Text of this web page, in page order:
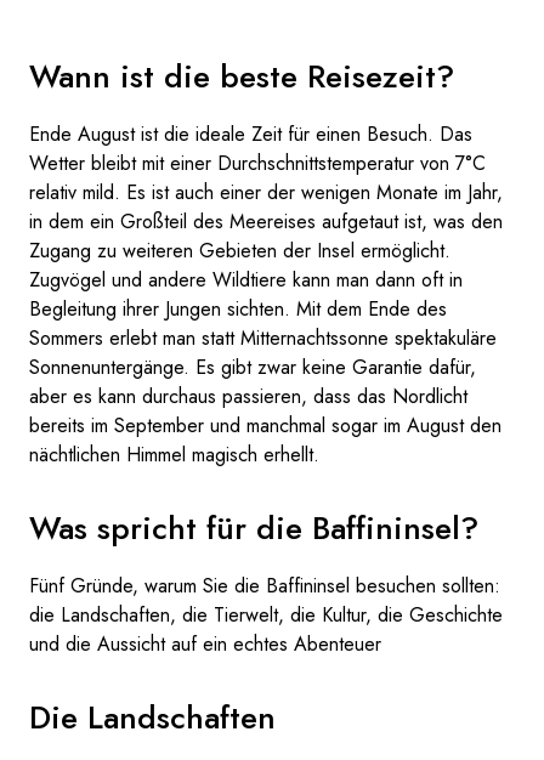
Wann ist die beste Reisezeit?
Ende August ist die ideale Zeit für einen Besuch. Das
Wetter bleibt mit einer Durchschnittstemperatur von 7°C
relativ mild. Es ist auch einer der wenigen Monate im Jahr,
in dem ein Großteil des Meereises aufgetaut ist, was den
Zugang zu weiteren Gebieten der Insel ermöglicht.
Zugvögel und andere Wildtiere kann man dann oft in
Begleitung ihrer Jungen sichten. Mit dem Ende des
Sommers erlebt man statt Mitternachtssonne spektakuläre
Sonnenuntergänge. Es gibt zwar keine Garantie dafür,
aber es kann durchaus passieren, dass das Nordlicht
bereits im September und manchmal sogar im August den
nächtlichen Himmel magisch erhellt.
Was spricht für die Baffininsel?
Fünf Gründe, warum Sie die Baffininsel besuchen sollten:
die Landschaften, die Tierwelt, die Kultur, die Geschichte
und die Aussicht auf ein echtes Abenteuer
Die Landschaften